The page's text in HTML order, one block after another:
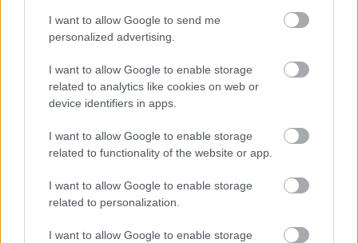
I want to allow Google to send me
personalized advertising.
I want to allow Google to enable storage
related to analytics like cookies on web or
device identifiers in apps.
I want to allow Google to enable storage
related to functionality of the website or app.
I want to allow Google to enable storage
related to personalization.
I want to allow Google to enable storage
Tető, ami évtizedeken át gondoskodik a családról